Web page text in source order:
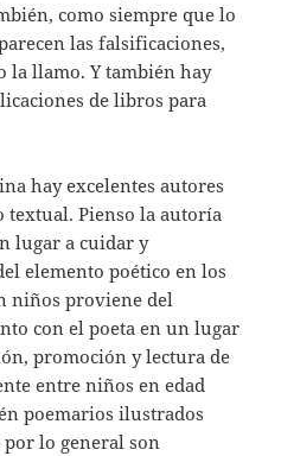
como siempre que lo
las falsificaciones,
la llamo. Y también hay
de libros para
hay excelentes autores
textual. Pienso la autoría
lugar a cuidar y
elemento poético en los
niños proviene del
con el poeta en un lugar
promoción y lectura de
entre niños en edad
poemarios ilustrados
lo general son